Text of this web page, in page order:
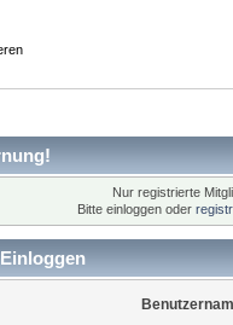
Nur registrierte
Bitte einloggen oder
Einloggen